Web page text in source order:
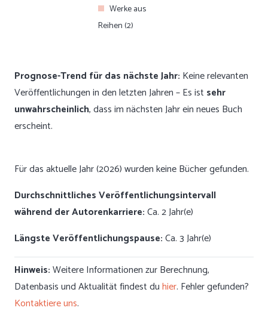
Werke aus
Reihen (2)
Prognose-Trend für das nächste Jahr: Keine relevanten
Veröffentlichungen in den letzten Jahren – Es ist sehr
unwahrscheinlich, dass im nächsten Jahr ein neues Buch
erscheint.
Für das aktuelle Jahr (2026) wurden keine Bücher gefunden.
Durchschnittliches Veröffentlichungsintervall
während der Autorenkarriere:Ca. 2 Jahr(e)
Längste Veröffentlichungspause:Ca. 3 Jahr(e)
Hinweis:Weitere Informationen zur Berechnung,
Datenbasis und Aktualität findest duhier. Fehler gefunden?
Kontaktiere uns.